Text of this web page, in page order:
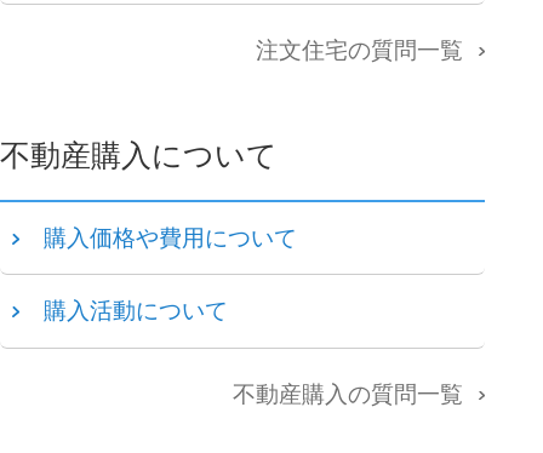
注文住宅の質問一覧
不動産購入について
購入価格や費用について
購入活動について
不動産購入の質問一覧